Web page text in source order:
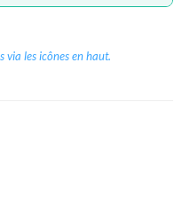
via les icônes en haut.